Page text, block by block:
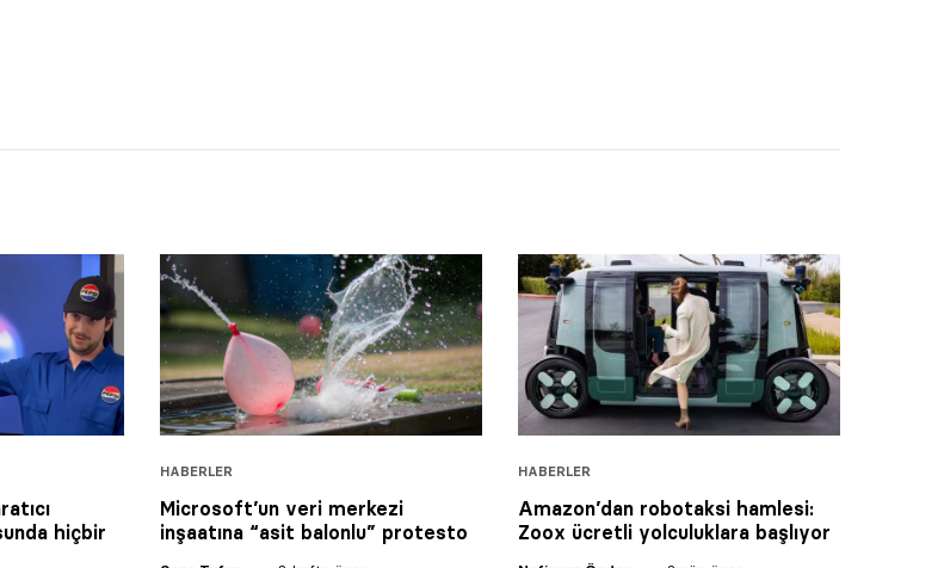
hiçbir
HABERLER
Microsoft’un veri merkezi
inşaatına “asit balonlu” protesto
HABERLER
Amazon’dan robotaksi hamlesi:
Zoox ücretli yolculuklara başlıyor